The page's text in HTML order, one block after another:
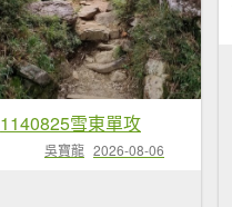
1140825雪東單攻
吳寶龍 2026-08-06